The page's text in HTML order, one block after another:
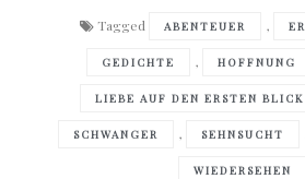
Tagged ABENTEUER ,
GEDICHTE , HOFFNUNG
LIEBE AUF DEN ERSTEN BLICK
SCHWANGER , SEHNSUCHT
WIEDERSEHEN